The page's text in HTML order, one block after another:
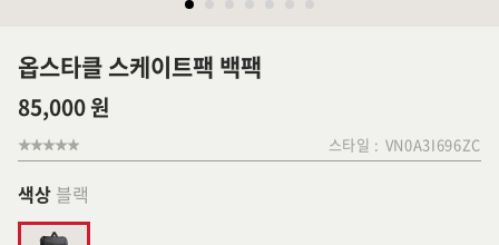
옵스타클 스케이트팩 백팩
85,000 원
스타일 : VN0A3I696ZC
색상 블랙